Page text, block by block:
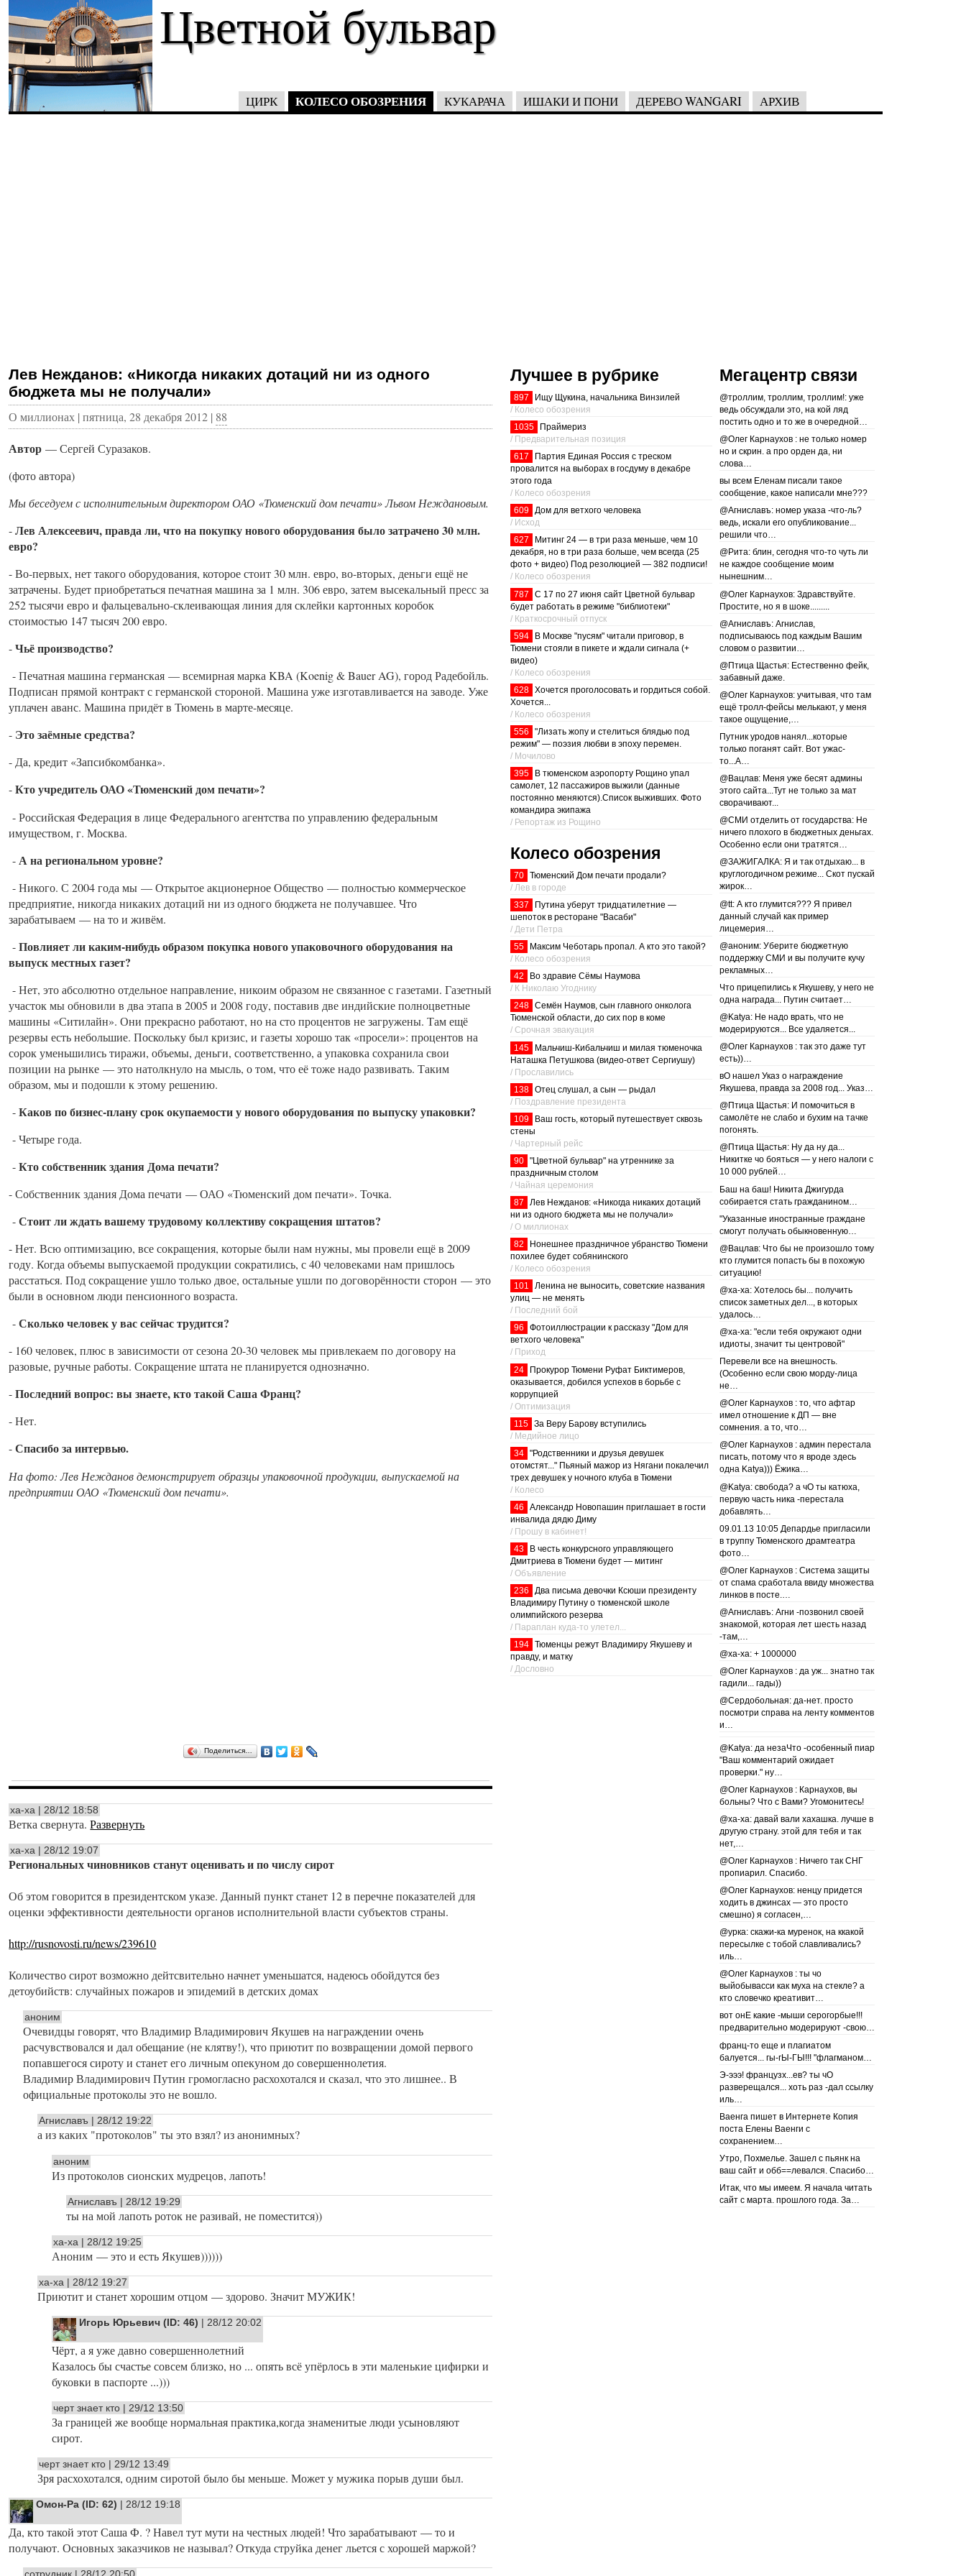
Цветной бульвар
ЦИРК КОЛЕСО ОБОЗРЕНИЯ КУКАРАЧА ИШАКИ И ПОНИ ДЕРЕВО WANGARI АРХИВ
Лев Нежданов: «Никогда никаких дотаций ни из одного
бюджета мы не получали»
О миллионах | пятница, 28 декабря 2012 | 88
Автор — Сергей Суразаков.
(фото автора)
Мы беседуем с исполнительным директором ОАО «Тюменский дом печати» Львом Неждановым.
-Лев Алексеевич, правда ли, что на покупку нового оборудования было затрачено 30 млн.
евро?
- Во-первых, нет такого оборудования, которое стоит 30 млн. евро, во-вторых, деньги ещё не
затрачены. Будет приобретаться печатная машина за 1 млн. 306 евро, затем высекальный пресс за
252 тысячи евро и фальцевально-склеивающая линия для склейки картонных коробок
стоимостью 147 тысяч 200 евро.
-Чьё производство?
- Печатная машина германская — всемирная марка KBA (Koenig & Bauer AG), город Радебойль.
Подписан прямой контракт с германской стороной. Машина уже изготавливается на заводе. Уже
уплачен аванс. Машина придёт в Тюмень в марте-месяце.
- Это заёмные средства?
- Да, кредит «Запсибкомбанка».
-Кто учредитель ОАО «Тюменский дом печати»?
- Российская Федерация в лице Федерального агентства по управлению федеральным
имуществом, г. Москва.
-А на региональном уровне?
- Никого. С 2004 года мы — Открытое акционерное Общество — полностью коммерческое
предприятие, никогда никаких дотаций ни из одного бюджета не получавшее. Что
зарабатываем — на то и живём.
-Повлияет ли каким-нибудь образом покупка нового упаковочного оборудования на
выпуск местных газет?
- Нет, это абсолютно отдельное направление, никоим образом не связанное с газетами. Газетный
участок мы обновили в два этапа в 2005 и 2008 году, поставив две индийские полноцветные
машины «Ситилайн». Они прекрасно работают, но на сто процентов не загружены. Там ещё
резервы есть небольшие. Поскольку был кризис, и газеты хорошо так «просели»: процентов на
сорок уменьшились тиражи, объемы, деньги, соответственно, а упаковка сохранила свои
позиции на рынке — это натолкнуло на мысль, о том, что её тоже надо развивать. Таким
образом, мы и подошли к этому решению.
-Каков по бизнес-плану срок окупаемости у нового оборудования по выпуску упаковки?
- Четыре года.
-Кто собственник здания Дома печати?
- Собственник здания Дома печати — ОАО «Тюменский дом печати». Точка.
-Стоит ли ждать вашему трудовому коллективу сокращения штатов?
- Нет. Всю оптимизацию, все сокращения, которые были нам нужны, мы провели ещё в 2009
году. Когда объемы выпускаемой продукции сократились, с 40 человеками нам пришлось
расстаться. Под сокращение ушло только двое, остальные ушли по договорённости сторон — это
были в основном люди пенсионного возраста.
-Сколько человек у вас сейчас трудится?
- 160 человек, плюс в зависимости от сезона 20-30 человек мы привлекаем по договору на
разовые, ручные работы. Сокращение штата не планируется однозначно.
-Последний вопрос: вы знаете, кто такой Саша Франц?
- Нет.
-Спасибо за интервью.
На фото: Лев Нежданов демонстрирует образцы упаковочной продукции, выпускаемой на
предприятии ОАО «Тюменский дом печати».
Поделиться…
ха-ха | 28/12 18:58
Ветка свернута.Развернуть
ха-ха | 28/12 19:07
Региональных чиновников станут оценивать и по числу сирот
Об этом говорится в президентском указе. Данный пункт станет 12 в перечне показателей для
оценки эффективности деятельности органов исполнительной власти субъектов страны.
http://rusnovosti.ru/news/239610
Количество сирот возможно дейтсвительно начнет уменьшатся, надеюсь обойдутся без
детоубийств: случайных пожаров и эпидемий в детских домах
аноним
Очевидцы говорят, что Владимир Владимирович Якушев на награждении очень
расчувствовался и дал обещание (не клятву!), что приютит по возвращении домой первого
попавшегося сироту и станет его личным опекуном до совершеннолетия.
Владимир Владимирович Путин громогласно расхохотался и сказал, что это лишнее.. В
официальные протоколы это не вошло.
Агниславъ | 28/12 19:22
а из каких "протоколов" ты это взял? из анонимных?
аноним
Из протоколов сионских мудрецов, лапоть!
Агниславъ | 28/12 19:29
ты на мой лапоть роток не разивай, не поместится))
ха-ха | 28/12 19:25
Аноним — это и есть Якушев))))))
ха-ха | 28/12 19:27
Приютит и станет хорошим отцом — здорово. Значит МУЖИК!
Игорь Юрьевич (ID: 46) | 28/12 20:02
Чёрт, а я уже давно совершеннолетний
Казалось бы счастье совсем близко, но ... опять всё упёрлось в эти маленькие цифирки и
буковки в паспорте ...)))
черт знает кто | 29/12 13:50
За границей же вообще нормальная практика,когда знаменитые люди усыновляют
сирот.
черт знает кто | 29/12 13:49
Зря расхохотался, одним сиротой было бы меньше. Может у мужика порыв души был.
Омон-Ра (ID: 62) | 28/12 19:18
Да, кто такой этот Саша Ф. ? Навел тут мути на честных людей! Что зарабатывают — то и
получают. Основных заказчиков не называл? Откуда струйка денег льется с хорошей маржой?
Лучшее в рубрике
897
Ищу Щукина, начальника Винзилей
/ Колесо обозрения
1035
Праймериз
/ Предварительная позиция
617
Партия Единая Россия с треском
провалится на выборах в госдуму в декабре
этого года
/ Колесо обозрения
609 Дом для ветхого человека
/ Исход
627
Митинг 24 — в три раза меньше, чем 10
декабря, но в три раза больше, чем всегда (25
фото + видео) Под резолюцией — 382 подписи!
/ Колесо обозрения
787
С 17 по 27 июня сайт Цветной бульвар
будет работать в режиме "библиотеки"
/ Краткосрочный отпуск
594
В Москве "пусям" читали приговор, в
Тюмени стояли в пикете и ждали сигнала (+
видео)
/ Колесо обозрения
628 Хочется проголосовать и гордиться собой.
Хочется...
/ Колесо обозрения
556
"Лизать жопу и стелиться блядью под
режим" — поэзия любви в эпоху перемен.
/ Мочилово
395
В тюменском аэропорту Рощино упал
самолет, 12 пассажиров выжили (данные
постоянно меняются).Список выживших. Фото
командира экипажа
/ Репортаж из Рощино
Колесо обозрения
70 Тюменский Дом печати продали?
/ Лев в городе
337
Путина уберут тридцатилетние —
шепоток в ресторане "Васаби"
/ Дети Петра
55
Максим Чеботарь пропал. А кто это такой?
/ Колесо обозрения
42
Во здравие Сёмы Наумова
/ К Николаю Угоднику
248 Семён Наумов, сын главного онколога
Тюменской области, до сих пор в коме
/ Срочная эвакуация
145
Мальчиш-Кибальчиш и милая тюменочка
Наташка Петушкова (видео-ответ Сергиушу)
/ Прославились
138 Отец слушал, а сын — рыдал
/ Поздравление президента
109
Ваш гость, который путешествует сквозь
стены
/ Чартерный рейс
90 "Цветной бульвар" на утреннике за
праздничным столом
/ Чайная церемония
87
Лев Нежданов: «Никогда никаких дотаций
ни из одного бюджета мы не получали»
/ О миллионах
82
Нонешнее праздничное убранство Тюмени
похилее будет собянинского
/ Колесо обозрения
101
Ленина не выносить, советские названия
улиц — не менять
/ Последний бой
96
Фотоиллюстрации к рассказу "Дом для
ветхого человека"
/ Приход
24
Прокурор Тюмени Руфат Биктимеров,
оказывается, добился успехов в борьбе с
коррупцией
/ Оптимизация
115 За Веру Барову вступились
/ Медийное лицо
34 "Родственники и друзья девушек
отомстят..." Пьяный мажор из Нягани покалечил
трех девушек у ночного клуба в Тюмени
/ Колесо
46
Александр Новопашин приглашает в гости
инвалида дядю Диму
/ Прошу в кабинет!
43
В честь конкурсного управляющего
Дмитриева в Тюмени будет — митинг
/ Объявление
236
Два письма девочки Ксюши президенту
Владимиру Путину о тюменской школе
олимпийского резерва
/ Параплан куда-то улетел...
194 Тюменцы режут Владимиру Якушеву и
правду, и матку
/ Дословно
Мегацентр связи
@троллим, троллим, троллим!: уже
ведь обсуждали это, на кой ляд
постить одно и то же в очередной…
@Олег Карнаухов : не только номер
но и скрин. а про орден да, ни
слова…
вы всем Еленам писали такое
сообщение, какое написали мне???
@Агниславъ: номер указа -что-ль?
ведь, искали его опубликование...
решили что…
@Рита: блин, сегодня что-то чуть ли
не каждое сообщение моим
нынешним…
@Олег Карнаухов: Здравствуйте.
Простите, но я в шоке.........
@Агниславъ: Агнислав,
подписываюсь под каждым Вашим
словом о развитии…
@Птица Щастья: Естественно фейк,
забавный даже.
@Олег Карнаухов: учитывая, что там
ещё тролл-фейсы мелькают, у меня
такое ощущение,…
Путник уродов нанял...которые
только поганят сайт. Вот ужас-
то...А…
@Вацлав: Меня уже бесят админы
этого сайта...Тут не только за мат
сворачивают...
@СМИ отделить от государства: Не
ничего плохого в бюджетных деньгах.
Особенно если они тратятся…
@ЗАЖИГАЛКА: Я и так отдыхаю... в
круглогодичном режиме... Скот пускай
жирок…
@tt: А кто глумится??? Я привел
данный случай как пример
лицемерия…
@аноним: Уберите бюджетную
поддержку СМИ и вы получите кучу
рекламных…
Что прицепились к Якушеву, у него не
одна награда... Путин считает…
@Katya: Не надо врать, что не
модерируются... Все удаляется...
@Олег Карнаухов : так это даже тут
есть))…
вО нашел Указ о награждение
Якушева, правда за 2008 год... Указ…
@Птица Щастья: И помочиться в
самолёте не слабо и бухим на тачке
погонять.
@Птица Щастья: Ну да ну да...
Никитке чо бояться — у него налоги с
10 000 рублей…
Баш на баш! Никита Джигурда
собирается стать гражданином…
"Указанные иностранные граждане
смогут получать обыкновенную…
@Вацлав: Что бы не произошло тому
кто глумится попасть бы в похожую
ситуацию!
@ха-ха: Хотелось бы... получить
список заметных дел..., в которых
удалось…
@ха-ха: "если тебя окружают одни
идиоты, значит ты центровой"
Перевели все на внешность.
(Особенно если свою морду-лица
не…
@Олег Карнаухов : то, что афтар
имел отношение к ДП — вне
сомнения. а то, что…
@Олег Карнаухов : админ перестала
писать, потому что я вроде здесь
одна Katya))) Ёжика…
@Katya: свобода? а чО ты катюха,
первую часть ника -перестала
добавлять…
09.01.13 10:05 Депардье пригласили
в труппу Тюменского драмтеатра
фото…
@Олег Карнаухов : Система защиты
от спама сработала ввиду множества
линков в посте.…
@Агниславъ: Агни -позвонил своей
знакомой, которая лет шесть назад
-там,…
@ха-ха: + 1000000
@Олег Карнаухов : да уж... знатно так
гадили... гады))
@Сердобольная: да-нет. просто
посмотри справа на ленту комментов
и…
@Katya: да незаЧто -особенный пиар
"Ваш комментарий ожидает
проверки." ну…
@Олег Карнаухов : Карнаухов, вы
больны? Что с Вами? Угомонитесь!
@ха-ха: давай вали хахашка. лучше в
другую страну. этой для тебя и так
нет,…
@Олег Карнаухов : Ничего так СНГ
пропиарил. Спасибо.
@Олег Карнаухов: ненцу придется
ходить в джинсах — это просто
смешно) я согласен,…
@урка: скажи-ка муренок, на ккакой
пересылке с тобой славливались?
иль…
@Олег Карнаухов : ты чо
выйобывасси как муха на стекле? а
кто словечко креативит…
вот онЕ какие -мыши серогорбые!!!
предварительно модерируют -свою…
франц-то еще и плагиатом
балуется... гы-гЫ-ГЫ!!! "флагманом…
Э-эээ! французх...ев? ты чО
разверещался... хоть раз -дал ссылку
иль…
Ваенга пишет в Интернете Копия
поста Елены Ваенги с
сохранением…
Утро, Похмелье. Зашел с пьянк на
ваш сайт и обб==левался. Спасибо…
Итак, что мы имеем. Я начала читать
сайт с марта. прошлого года. За…